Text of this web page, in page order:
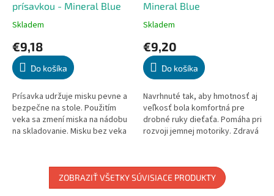
prísavkou - Mineral Blue
Priemerné
produktu
je
5,0
5
hviezdičiek.
Skladem
€9,18
Do košíka
Prísavka udržuje misku pevne a
bezpečne na stole. Použitím
veka sa zmení miska na nádobu
na skladovanie. Misku bez veka
Mineral Blue
Priemerné
produktu
je
5,0
5
hviezdičiek.
Skladem
€9,20
Do košíka
Navrhnuté tak, aby hmotnosť aj
veľkosť bola komfortná pre
drobné ruky dieťaťa. Pomáha pri
rozvoji jemnej motoriky. Zdravá
ZOBRAZIŤ VŠETKY SÚVISIACE PRODUKTY